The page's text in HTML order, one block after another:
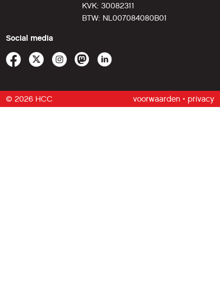
KVK: 30082311
BTW: NL007084080B01
Social media
© 2026 HCC voorwaarden • privacy